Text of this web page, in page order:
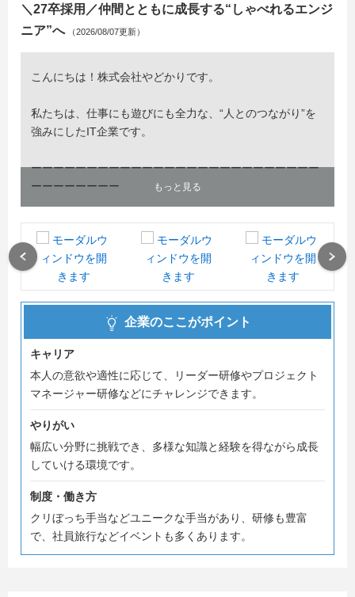
＼27卒採用／仲間とともに成長する“しゃべれるエンジ
ニア”へ（2026/08/07更新）
こんにちは！株式会社やどかりです。
私たちは、仕事にも遊びにも全力な、“人とのつながり”を
強みにしたIT企業です。
ーーーーーーーーーーーーーーーーーーーーーーーーーー
ーーーーーーーー
● オンライン会社説明会 予約受付中！
株式会社やどかりのオンライン会社説明会を開催しており
ます。
「やどかりってどんな会社？」
「職場の雰囲気は？」
「どんな開発実績があるの？」
などなど、やどかりについて詳しく、わかりやすくご説明
「まずは話だけ聞いてみたい」と言う方も大歓迎です。
ーーーーーーーーーーーーーーーーーーーーーーーーーー
ーーーーーーーー
もっと見る
企業のここがポイント
キャリア
本人の意欲や適性に応じて、リーダー研修やプロジェクト
マネージャー研修などにチャレンジできます。
やりがい
幅広い分野に挑戦でき、多様な知識と経験を得ながら成長
していける環境です。
制度・働き方
クリぼっち手当などユニークな手当があり、研修も豊富
で、社員旅行などイベントも多くあります。